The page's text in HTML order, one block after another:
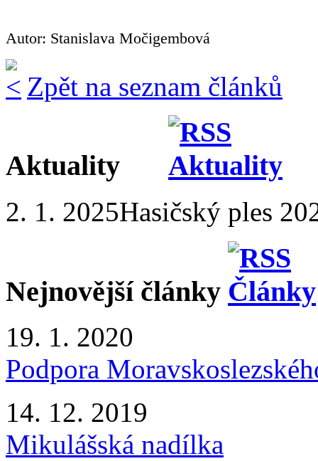
Autor: Stanislava Močigembová
Zpět na seznam článků
Aktuality
2. 1. 2025Hasičský ples
Nejnovější články
19. 1. 2020
Podpora
14. 12. 2019
Mikulášská nadílka